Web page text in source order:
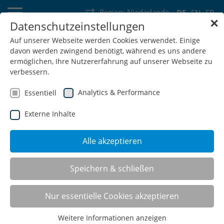
DE EN FR
Region: Niederlande
Deutschland Schweiz Österreich Belgien Frankreich
Luxemburg Niederlande Wallonie
SHOP
✕
Datenschutzeinstellungen
Auf unserer Webseite werden Cookies verwendet. Einige
davon werden zwingend benötigt, während es uns andere
ermöglichen, Ihre Nutzererfahrung auf unserer Webseite zu
verbessern.
Essentiell Analytics & Performance
Externe Inhalte
Alle akzeptieren
Speichern & schließen
Nur essentielle Cookies akzeptieren
Weitere Informationen anzeigen